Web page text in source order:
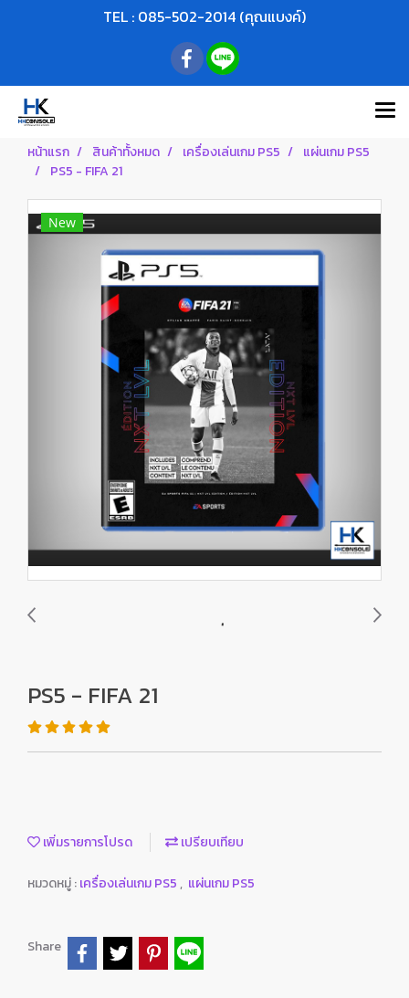
TEL : 085-502-2014 (คุณแบงค์)
หน้าแรก สินค้าทั้งหมด เครื่องเล่นเกม PS5
แผ่นเกม PS5
PS5 - FIFA 21
New
PS5 - FIFA 21
เพิ่มรายการโปรด เปรียบเทียบ
หมวดหมู่ :เครื่องเล่นเกม PS5 , แผ่นเกม PS5
Share